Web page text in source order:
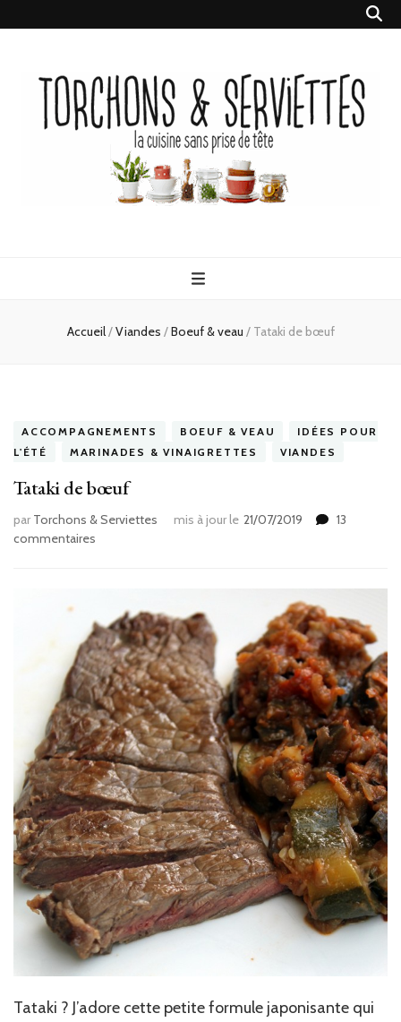
Serviettes
Accueil/Viandes /Boeuf & veau / Tataki de bœuf
ACCOMPAGNEMENTS BOEUF & VEAU
IDÉES POUR
L'ÉTÉ
MARINADES & VINAIGRETTES VIANDES
Tataki de bœuf
par Torchons & Serviettes mis à jour le 21/07/2019
13
commentaires
Tataki ? J’adore cette petite formule japonisante qui